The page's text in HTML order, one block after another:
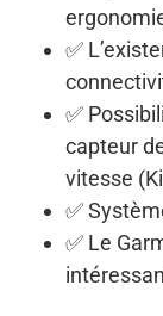
✅
✅
capteur
vitesse
✅
✅ Le